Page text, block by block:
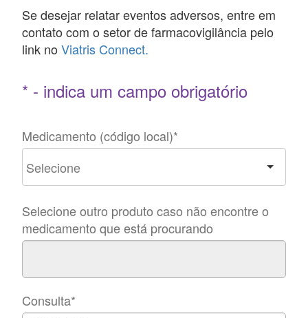
Se desejar relatar eventos adversos, entre em
contato com o setor de farmacovigilância pelo
link no Viatris Connect.
* - indica um campo obrigatório
Medicamento (código local)*
Selecione outro produto caso não encontre o
medicamento que está procurando
Consulta*